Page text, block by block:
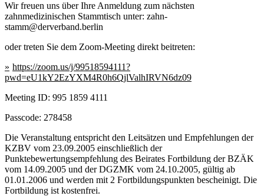
Wir freuen uns über Ihre Anmeldung zum nächsten
zahnmedizinischen Stammtisch unter: zahn-
stamm@derverband.berlin
oder treten Sie dem Zoom-Meeting direkt beitreten:
https://zoom.us/j/99518594111?
pwd=eU1kY2EzYXM4R0h6QjlValhIRVN6dz09
Meeting ID: 995 1859 4111
Passcode: 278458
Die Veranstaltung entspricht den Leitsätzen und Empfehlungen der
KZBV vom 23.09.2005 einschließlich der
Punktebewertungsempfehlung des Beirates Fortbildung der BZÄK
vom 14.09.2005 und der DGZMK vom 24.10.2005, gültig ab
01.01.2006 und werden mit 2 Fortbildungspunkten bescheinigt. Die
Fortbildung ist kostenfrei.